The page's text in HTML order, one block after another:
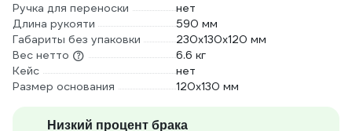
Ручка для переноски
нет
Длина рукояти
590 мм
Габариты без упаковки
230х130х120 мм
Вес нетто
6.6 кг
Кейс
нет
Размер основания
120х130 мм
Низкий процент брака